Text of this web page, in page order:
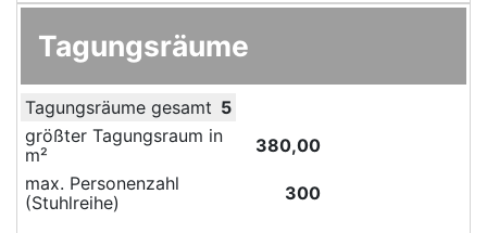
Tagungsräume
Tagungsräume gesamt 5
größter Tagungsraum in
m²
380,00
max. Personenzahl
(Stuhlreihe)
300